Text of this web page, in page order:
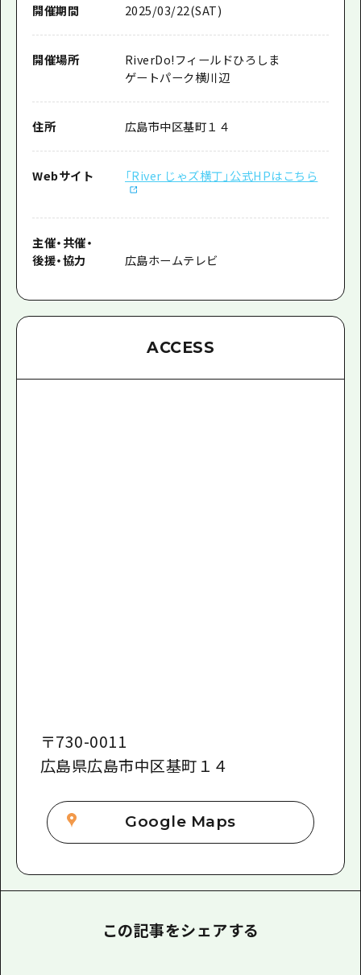
開催期間 2025/03/22(SAT)
開催場所
RiverDo!フィールドひろしま
ゲートパーク横川辺
住所 広島市中区基町１４
Webサイト 「River じゃズ横丁」公式HPはこちら
主催・共催・
後援・協力 広島ホームテレビ
ACCESS
〒730-0011
広島県広島市中区基町１４
Google Maps
この記事をシェアする